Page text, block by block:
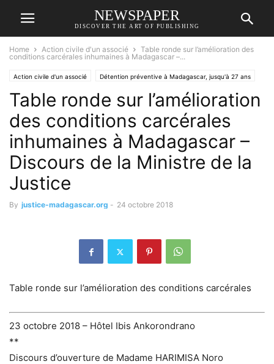
NEWSPAPER
DISCOVER THE ART OF PUBLISHING
Home Action civile d'un associé
Table ronde sur l’amélioration des
conditions carcérales inhumaines à Madagascar –...
Action civile d'un associé Détention préventive à Madagascar, jusqu'à 27 ans
Harimisa Noro Vololona NEXTHOPE RANARISON Tsilavo
Table ronde sur l’amélioration
des conditions carcérales
inhumaines à Madagascar –
Discours de la Ministre de la
Justice
By justice-madagascar.org - 24 octobre 2018
Table ronde sur l’amélioration des conditions carcérales
23 octobre 2018 – Hôtel Ibis Ankorondrano
**
Discours d’ouverture de Madame HARIMISA Noro